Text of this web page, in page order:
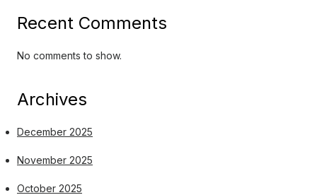
Recent Comments
No comments to show.
Archives
December 2025
November 2025
October 2025